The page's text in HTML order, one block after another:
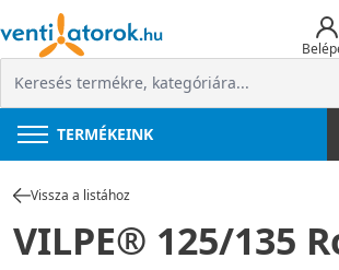
TERMÉKEINK
Vissza a listához
VILPE® 125/135